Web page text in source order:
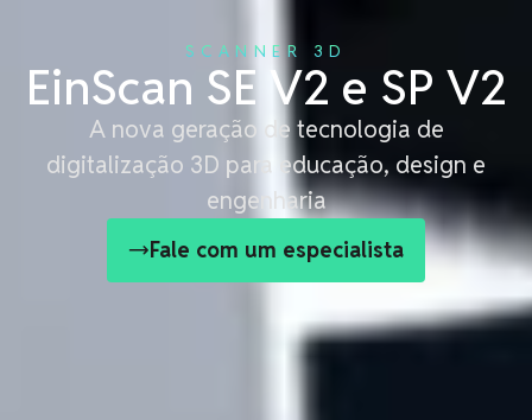
SCANNER 3D
EinScan SE V2 e SP V2
A nova geração de tecnologia de
digitalização 3D para educação, design e
engenharia
Fale com um especialista